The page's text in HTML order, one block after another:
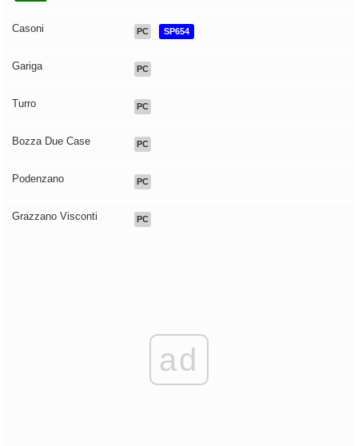
Casoni PC SP654
Gariga PC
Turro PC
Bozza Due Case PC
Podenzano PC
Grazzano Visconti PC
ad